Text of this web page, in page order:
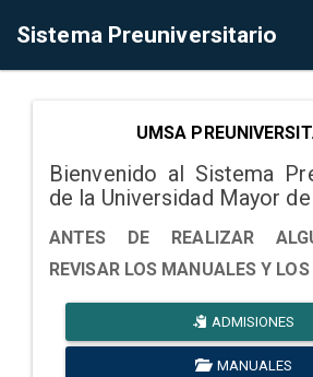
Sistema Preuniversitario
UMSA
Bienvenido al Sistema
de la Universidad Mayor
ANTES DE REALIZAR
REVISAR LOS MANUALES Y
ADMISIONES
MANUALES